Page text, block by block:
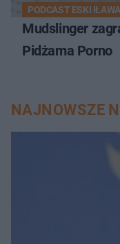
PODCAST ESKI IŁAWA
Mudslinger
Pidżama Porno
NAJNOWSZE